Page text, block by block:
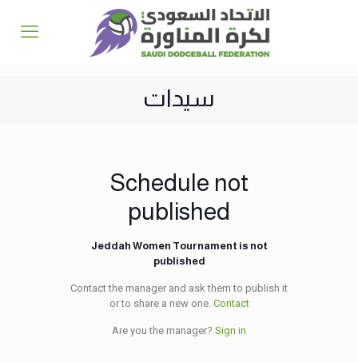
سيدات
Schedule not
published
Jeddah Women Tournament is not
published
Contact the manager and ask them to publish it
or to share a new one. Contact
Are you the manager? Sign in